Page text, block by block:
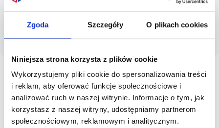
Zgoda Szczegóły O plikach cookies
Niniejsza strona korzysta z plików cookie
Wykorzystujemy pliki cookie do spersonalizowania treści
i reklam, aby oferować funkcje społecznościowe i
analizować ruch w naszej witrynie. Informacje o tym, jak
korzystasz z naszej witryny, udostępniamy partnerom
społecznościowym, reklamowym i analitycznym.
WAŻNE!
W związku ze zmianami cenników naszych producentów, do czasu
ich aktualizacji ceny widoczne na stronie nie stanowią oferty
handlowej w myśl Prawa Cywilnego. Prosimy o potwierdzenie cen u
Opis